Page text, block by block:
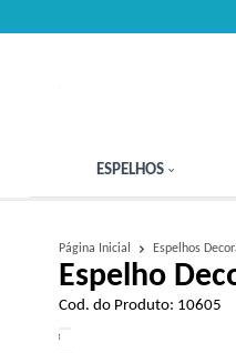
ESPELHOS
Página Inicial Espelhos
Espelho
Cod. do Produto: 10605